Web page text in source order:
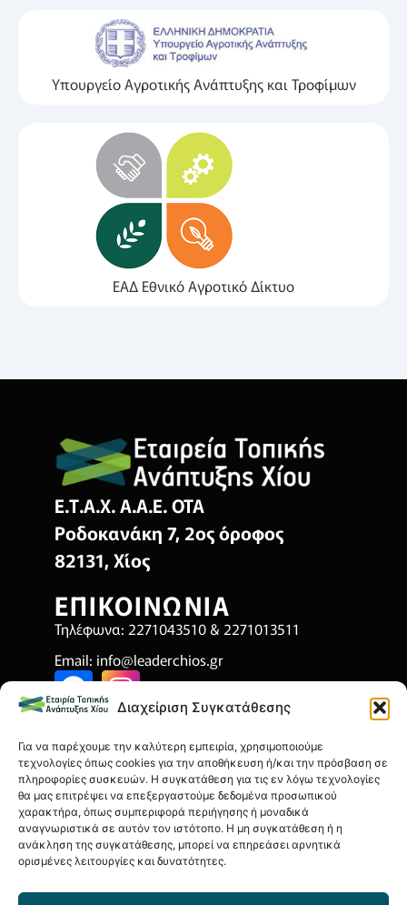
Διαχείριση Συγκατάθεσης
Για να παρέχουμε την καλύτερη εμπειρία, χρησιμοποιούμε
τεχνολογίες όπως cookies για την αποθήκευση ή/και την πρόσβαση σε
πληροφορίες συσκευών. Η συγκατάθεση για τις εν λόγω τεχνολογίες
θα μας επιτρέψει να επεξεργαστούμε δεδομένα προσωπικού
χαρακτήρα, όπως συμπεριφορά περιήγησης ή μοναδικά
αναγνωριστικά σε αυτόν τον ιστότοπο. Η μη συγκατάθεση ή η
ανάκληση της συγκατάθεσης, μπορεί να επηρεάσει αρνητικά
ορισμένες λειτουργίες και δυνατότητες.
Υπουργείο Αγροτικής Ανάπτυξης και Τροφίμων
ΕΑΔ Εθνικό Αγροτικό Δίκτυο
Ε.Τ.Α.Χ. Α.Α.Ε. ΟΤΑ
Ροδοκανάκη 7, 2ος όροφος
82131, Χίος
ΕΠΙΚΟΙΝΩΝΙΑ
Τηλέφωνα: 2271043510 & 2271013511
Email: info@leaderchios.gr
ΧΡΗΣΙΜΑ
Όροι Χρήσης
Πολιτική Απορρήτου
Πολιτική Cookies
Οικονομικά Στοιχεία